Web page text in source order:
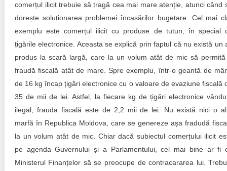
comerțul ilicit trebuie să tragă cea mai mare atenție, atunci când
dorește soluționarea problemei încasărilor bugetare. Cel mai
exemplu este comerțul ilicit cu produse de tutun, în special
țigările electronice. Aceasta se explică prin faptul că nu există un
produs la scară largă, care la un volum atât de mic să
fraudă fiscală atât de mare. Spre exemplu, într-o geantă de
de 16 kg încap țigări electronice cu o valoare de evaziune fiscală
35 de mii de lei. Astfel, la fiecare kg de țigări electronice
ilegal, frauda fiscală este de 2,2 mii de lei. Nu există nici o
marfă în Republica Moldova, care se genereze așa fradudă
la un volum atât de mic. Chiar dacă subiectul comerțului ilicit
pe agenda Guvernului și a Parlamentului, cel mai bine ar fi
Ministerul Finanțelor să se preocupe de contracararea lui.